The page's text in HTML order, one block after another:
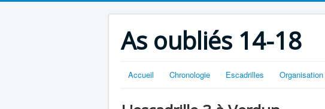
As oubliés 14-18
Accueil Chronologie Escadrilles Organisation